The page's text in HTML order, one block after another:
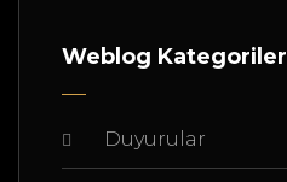
Weblog Kategoriler
Duyurular